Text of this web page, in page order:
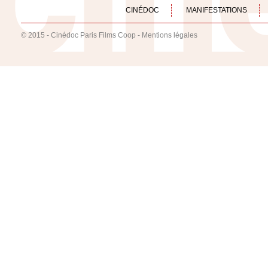
CINÉDOC MANIFESTATIONS
© 2015 - Cinédoc Paris Films Coop - Mentions légales